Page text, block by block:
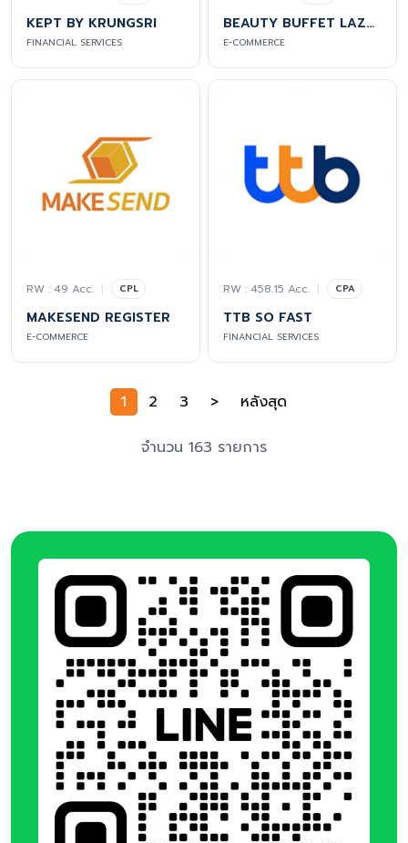
KEPT BY KRUNGSRI
FINANCIAL SERVICES
BEAUTY BUFFET LAZADA OFFICIAL
E-COMMERCE
RW : 49 Acc. | CPL
MAKESEND REGISTER
E-COMMERCE
RW : 458.15 Acc. | CPA
TTB SO FAST
FINANCIAL SERVICES
1 2 3 > หลังสุด
จำนวน 163 รายการ